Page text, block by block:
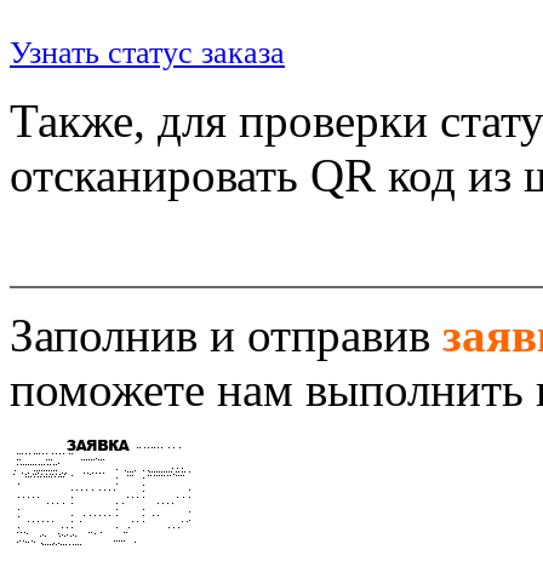
Узнать статус заказа
Также, для проверки
отсканировать QR код из
Заполнив и отправив
поможете нам выполнить